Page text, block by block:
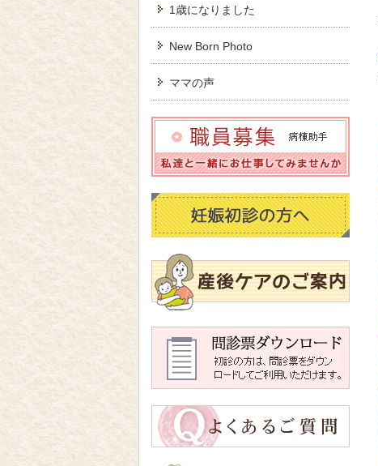
1歳になりました
New Born Photo
ママの声